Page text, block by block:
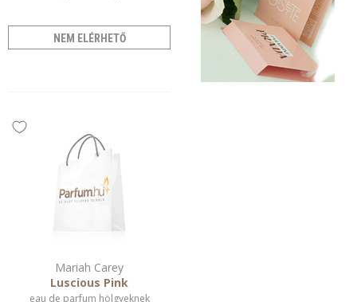
NEM ELÉRHETŐ
Mariah Carey
Luscious Pink
eau de parfum hölgyeknek